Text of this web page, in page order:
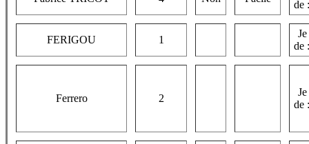
de
FERIGOU 1
de
Ferrero 2
de